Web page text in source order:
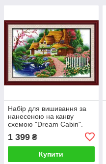
Набір для вишивання за
нанесеною на канву
схемою "Dream Cabin".
AIDA 14CT printed 63*47
см
1 399 ₴
Купити